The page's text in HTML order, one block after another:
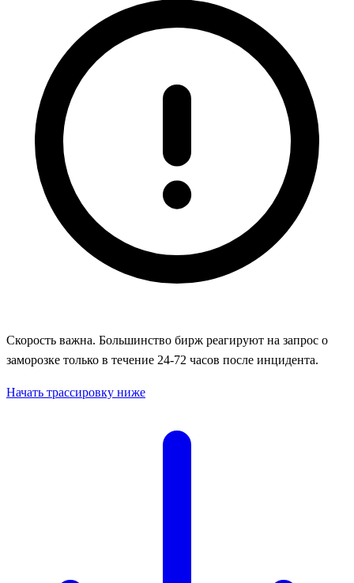
Скорость важна. Большинство бирж реагируют на запрос о
заморозке только в течение 24-72 часов после инцидента.
Начать трассировку ниже